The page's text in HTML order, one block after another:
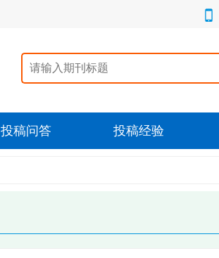
投稿问答 投稿经验